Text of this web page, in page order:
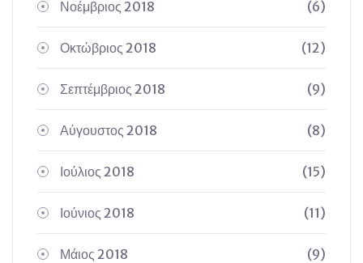
Νοέμβριος 2018 (6)
Οκτώβριος 2018 (12)
Σεπτέμβριος 2018 (9)
Αύγουστος 2018 (8)
Ιούλιος 2018 (15)
Ιούνιος 2018 (11)
Μάιος 2018 (9)